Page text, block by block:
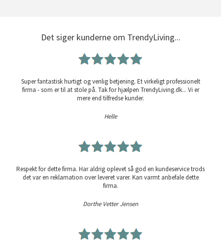
Det siger kunderne om TrendyLiving...
Super fantastisk hurtigt og venlig betjening. Et virkeligt professionelt
firma - som er til at stole på. Tak for hjælpen TrendyLiving.dk... Vi er
mere end tilfredse kunder.
Helle
Respekt for dette firma. Har aldrig oplevet så god en kundeservice trods
det var en reklamation over leveret varer. Kan varmt anbefale dette
firma.
Dorthe Vetter Jensen